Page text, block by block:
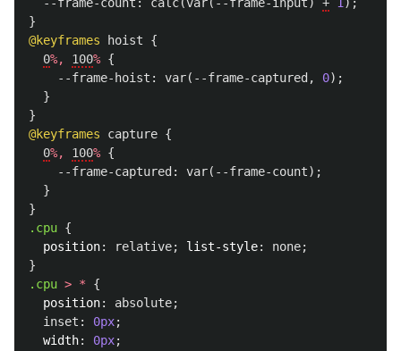
}
@keyframes
hoist
{
0%, 100% {
--frame-hoist : var( --frame-captured , 0);
}
}
@keyframes
capture {
0%, 100% {
--frame-captured : var( --frame-count);
}
}
.cpu {
position: relative; list-style: none;
}
.cpu > *
{
position: absolute;
inset : 0px;
width: 0px;